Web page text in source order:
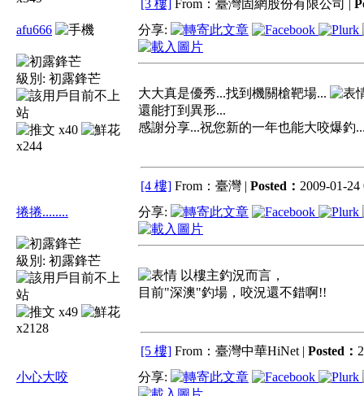
[3 樓] From：臺灣固網股份有限公司 |
afu666
級別: 初露鋒芒
x40
x244
分享:
大大真是優秀...找到機關槍靶場...
還能打到異形...
感謝分享...祝您新的一年也能大咬爆釣
[4 樓] From：臺灣 | Posted： 2009-01-24
捲捲........
級別: 初露鋒芒
x49
x2128
分享:
以樓主釣況而言，
目前"深澳"釣場，咬況還不錯啊!!
[5 樓] From：臺灣中華HiNet | Posted：
小心大咬
分享: